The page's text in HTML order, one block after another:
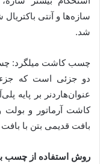
سازه‌ها و آنتی
شد.
چسب کاشت میلگرد:
عنوان‌هاردنر بر پایه
کاشت آرماتور و بولت
بافت قدیمی بتن با
روش استفاده از چسب